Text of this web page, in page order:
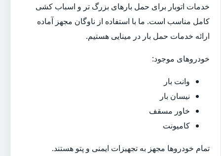
خدمات اتوبار برای حمل بارهای بزرگ تر و اسباب کشی
کامل مناسب است. ما با استفاده از ناوگان مجهز آماده
ارائه خدمات حمل بار در مینایی هستیم.
خودروهای موجود:
وانت بار
نیسان بار
خاور مسقف
کامیونت
تمام خودروها مجهز به تجهیزات ایمنی و پتو هستند.